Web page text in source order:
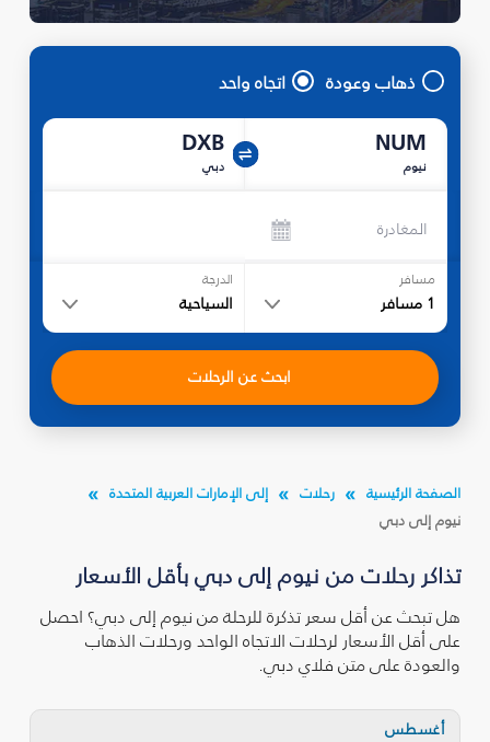
ذهاب وعودة اتجاه واحد
NUM
نيوم
DXB
دبي
المغادرة
مسافر
1 مسافر
الدرجة
السياحية
ابحث عن الرحلات
الصفحة الرئيسية رحلات
إلى الإمارات العربية المتحدة
نيوم إلى دبي
تذاكر رحلات من نيوم إلى دبي بأقل الأسعار
هل تبحث عن أقل سعر تذكرة للرحلة من نيوم إلى دبي؟ احصل
على أقل الأسعار لرحلات الاتجاه الواحد ورحلات الذهاب
والعودة على متن فلاي دبي.
أغسطس